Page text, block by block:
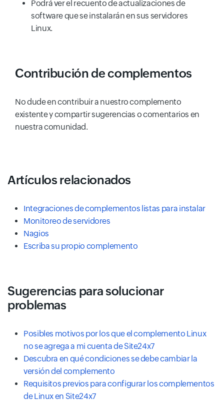
Podrá ver el recuento de actualizaciones de
software que se instalarán en sus servidores
Linux.
Contribución de complementos
No dude en contribuir a nuestro complemento
existente y compartir sugerencias o comentarios en
nuestra comunidad.
Artículos relacionados
Integraciones de complementos listas para instalar
Monitoreo de servidores
Nagios
Escriba su propio complemento
Sugerencias para solucionar
problemas
Posibles motivos por los que el complemento Linux
no se agrega a mi cuenta de Site24x7
Descubra en qué condiciones se debe cambiar la
versión del complemento
Requisitos previos para configurar los complementos
de Linux en Site24x7